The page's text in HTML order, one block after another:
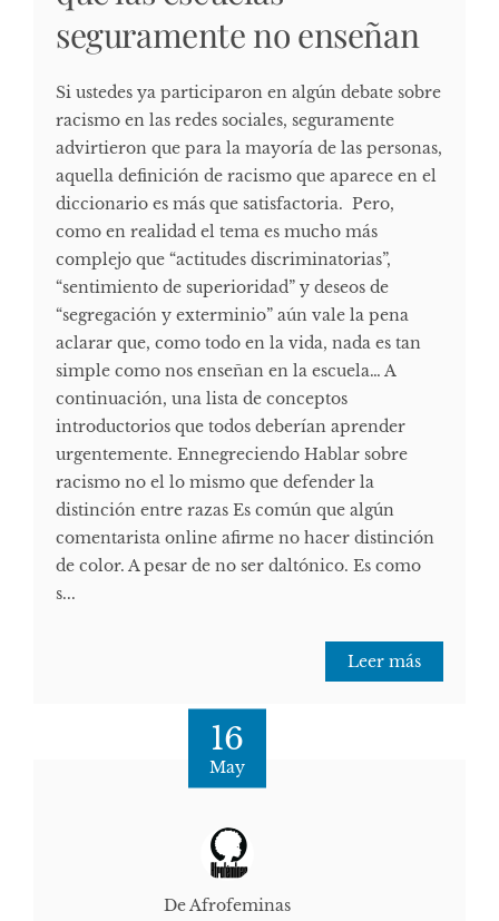
seguramente no enseñan
Si ustedes ya participaron en algún debate sobre
racismo en las redes sociales, seguramente
advirtieron que para la mayoría de las personas,
aquella definición de racismo que aparece en el
diccionario es más que satisfactoria. Pero,
como en realidad el tema es mucho más
complejo que “actitudes discriminatorias”,
“sentimiento de superioridad” y deseos de
“segregación y exterminio” aún vale la pena
aclarar que, como todo en la vida, nada es tan
simple como nos enseñan en la escuela… A
continuación, una lista de conceptos
introductorios que todos deberían aprender
urgentemente. Ennegreciendo Hablar sobre
racismo no el lo mismo que defender la
distinción entre razas Es común que algún
comentarista online afirme no hacer distinción
de color. A pesar de no ser daltónico. Es como
s...
Leer más
16
May
De Afrofeminas